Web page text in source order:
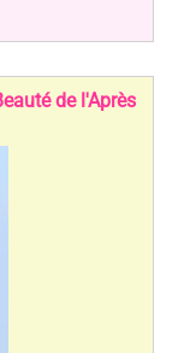
de l'Après